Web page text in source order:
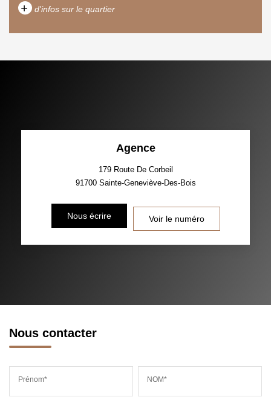
+ d'infos sur le quartier
PART DES MÉNAGES SANS
VOITURE
ECOLES ET CRÈCHES
Agence
179 Route De Corbeil
91700 Sainte-Geneviève-Des-Bois
Nous écrire Voir le numéro
Nous contacter
Prénom* NOM*